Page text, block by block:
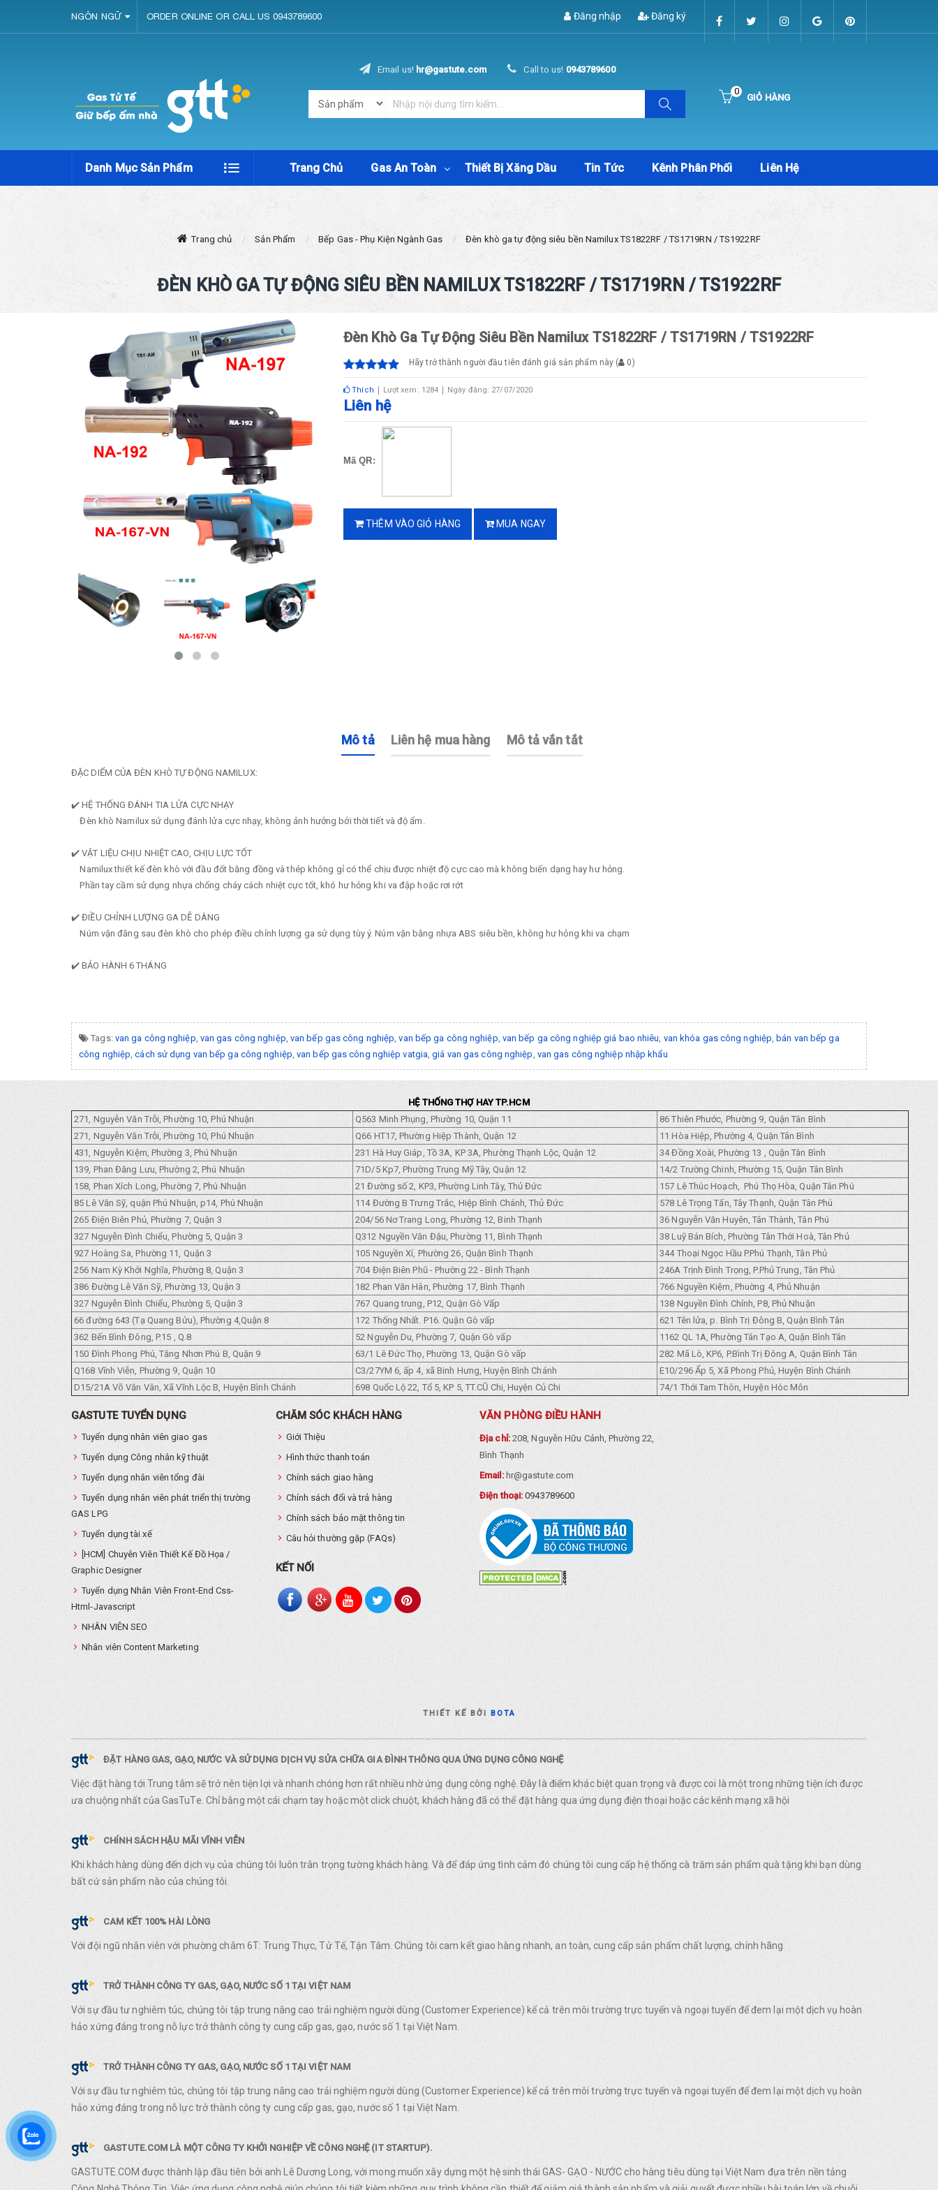
NGÔN NGỮ ORDER ONLINE OR CALL US 0943789600 Đăng nhập Đăng ký
Email us! hr@gastute.com Call to us! 0943789600
GIỎ HÀNG
0
Danh Mục Sản Phẩm Trang Chủ Gas An Toàn Thiết Bị Xăng Dầu Tin Tức Kênh Phân Phối Liên Hệ
Trang chủ Sản Phẩm Bếp Gas - Phụ Kiện Ngành Gas Đèn khò ga tự động siêu bền Namilux TS1822RF / TS1719RN / TS1922RF
ĐÈN KHÒ GA TỰ ĐỘNG SIÊU BỀN NAMILUX TS1822RF / TS1719RN / TS1922RF
Đèn Khò Ga Tự Động Siêu Bền Namilux TS1822RF / TS1719RN / TS1922RF
Hãy trở thành người đầu tiên đánh giá sản phẩm này ( 0)
Thích Lượt xem: 1284 Ngày đăng: 27/07/2020
Liên hệ
Mã QR:
THÊM VÀO GIỎ HÀNG MUA NGAY
Mô tả Liên hệ mua hàng Mô tả vắn tắt
ĐẶC DIỂM CỦA ĐÈN KHÒ TỰ ĐỘNG NAMILUX:
✔️ HỆ THỐNG ĐÁNH TIA LỬA CỰC NHẠY
Đèn khò Namilux sử dụng đánh lửa cực nhạy, không ảnh hưởng bởi thời tiết và độ ẩm.
✔️ VẬT LIỆU CHỊU NHIỆT CAO, CHỊU LỰC TỐT
Namilux thiết kế đèn khò với đầu đốt bằng đồng và thép không gỉ có thể chịu được nhiệt độ cực cao mà không biến dạng hay hư hỏng.
Phần tay cầm sử dụng nhựa chống cháy cách nhiệt cực tốt, khó hư hỏng khi va đập hoặc rơi rớt
✔️ ĐIỀU CHỈNH LƯỢNG GA DỄ DÀNG
Núm vặn đằng sau đèn khò cho phép điều chỉnh lượng ga sử dụng tùy ý. Núm vặn bằng nhựa ABS siêu bền, không hư hỏng khi va chạm
✔️ BẢO HÀNH 6 THÁNG
Tags: van ga công nghiệp van gas công nghiệp van bếp gas công nghiệp ,van bếp ga công nghiệp van bếp ga công nghiệp giá bao nhiêu van khóa gas công nghiệp ,bán van bếp ga
công nghiệp ,cách sử dụng van bếp ga công nghiệp ,van bếp gas công nghiệp vatgia ,giá van gas công nghiệp van gas công nghiệp nhập khẩu
HỆ THỐNG THỢ HAY TP.HCM
271, Nguyễn Văn Trỗi, Phường 10, Phú Nhuận
Q563 Minh Phụng, Phường 10, Quận 11
86 Thiên Phước, Phường 9, Quận Tân Bình
271, Nguyễn Văn Trỗi, Phường 10, Phú Nhuận
Q66 HT17, Phường Hiệp Thành, Quận 12
11 Hòa Hiệp, Phường 4, Quận Tân Bình
431, Nguyễn Kiệm, Phường 3, Phú Nhuận
231 Hà Huy Giáp, Tồ 3A, KP 3A, Phường Thạnh Lộc, Quận 12
34 Đồng Xoài, Phường 13 , Quận Tân Bình
139, Phan Đăng Lưu, Phường 2, Phú Nhuận
71D/5 Kp7, Phường Trung Mỹ Tây, Quận 12
14/2 Trường Chinh, Phường 15, Quận Tân Bình
158, Phan Xích Long, Phường 7, Phú Nhuận
21 Đường số 2, KP3, Phường Linh Tây, Thủ Đức
157 Lê Thúc Hoạch, Phú Thọ Hòa, Quận Tân Phú
85 Lê Văn Sỹ, quận Phú Nhuận, p14, Phú Nhuận
114 Đường B Trưng Trắc, Hiệp Bình Chánh, Thủ Đức
578 Lê Trọng Tấn, Tây Thạnh, Quận Tân Phú
265 Điện Biên Phủ, Phường 7, Quận 3
204/56 Nơ Trang Long, Phường 12, Binh Thạnh
36 Nguyễn Văn Huyên, Tân Thành, Tân Phú
327 Nguyễn Đình Chiểu, Phường 5, Quận 3
Q312 Nguyền Văn Đậu, Phường 11, Bình Thạnh
38 Luỹ Bán Bích, Phường Tân Thới Hoà, Tân Phủ
927 Hoàng Sa, Phường 11, Quận 3
105 Nguyền Xí, Phường 26, Quận Bình Thạnh
344 Thoại Ngọc Hầu P.Phú Thạnh, Tân Phủ
256 Nam Kỳ Khởi Nghĩa, Phường 8, Quận 3
704 Điện Biên Phũ - Phường 22 - Bình Thạnh
246A Trịnh Đình Trọng, P.Phủ Trung, Tân Phủ
386 Đường Lê Văn Sỹ, Phường 13, Quận 3
182 Phan Văn Hân, Phường 17, Bình Thạnh
766 Nguyền Kiệm, Phuờng 4, Phủ Nhuận
327 Nguyễn Đình Chiểu, Phường 5, Quận 3
767 Quang trung, P12, Quận Gò Vấp
138 Nguyền Đình Chính, P8, Phủ Nhuận
66 đường 643 (Tạ Quang Bửu), Phường 4,Quận 8
172 Thống Nhất. P16. Quận Gò vấp
621 Tên lửa, p. Bình Trị Đông B, Quận Bình Tân
362 Bến Bình Đông, P.15 , Q.8
52 Nguyễn Du, Phường 7, Quận Gò vấp
1162 QL 1A, Phường Tân Tạo A, Quận Bình Tân
150 Đình Phong Phú, Tăng Nhơn Phú B, Quận 9
63/1 Lê Đức Thọ, Phường 13, Quận Gò vấp
282 Mã Lò, KP6, P.Bình Trị Đông A, Quận Bình Tân
Q168 Vĩnh Viễn, Phường 9, Quận 10
C3/27YM 6, ấp 4, xã Binh Hưng, Huyện Bình Chánh
E10/296 Ẩp 5, Xã Phong Phủ, Huyện Bình Chánh
D15/21A Võ Văn Vân, Xã Vĩnh Lộc B, Huyện Bình Chánh
698 Quốc Lộ 22, Tổ 5, KP 5, TT.CŨ Chi, Huyện Củ Chi 74/1 Thới Tam Thôn, Huyện Hóc Môn
GASTUTE TUYỂN DỤNG
Tuyển dụng nhân viên giao gas
Tuyển dụng Công nhân kỹ thuật
Tuyển dụng nhân viên tổng đài
Tuyển dụng nhân viên phát triển thị trường
GAS LPG
Tuyển dụng tài xế
[HCM] Chuyên Viên Thiết Kế Đồ Họa /
Graphic Designer
Tuyển dụng Nhân Viên Front-End Css-
Html-Javascript
NHÂN VIÊN SEO
Nhân viên Content Marketing
CHĂM SÓC KHÁCH HÀNG
Giới Thiệu
Hình thức thanh toán
Chính sách giao hàng
Chính sách đổi và trả hàng
Chính sách bảo mật thông tin
Câu hỏi thường gặp (FAQs)
KẾT NỐI
VĂN PHÒNG ĐIỀU HÀNH
Địa chỉ:208, Nguyễn Hữu Cảnh, Phường 22,
Bình Thạnh
Email: hr@gastute.com
Điện thoại:0943789600
THIẾT KẾ BỞIBOTA
ĐẶT HÀNG GAS, GẠO, NƯỚC VÀ SỬ DỤNG DỊCH VỤ SỬA CHỮA GIA ĐÌNH THÔNG QUA ỨNG DỤNG CÔNG NGHỆ
Việc đặt hàng tới Trung tâm sẽ trở nên tiện lợi và nhanh chóng hơn rất nhiều nhờ ứng dụng công nghệ. Đây là điểm khác biệt quan trọng và được coi là một trong những tiện ích được
ưa chuộng nhất của GasTuTe. Chỉ bằng một cái chạm tay hoặc một click chuột, khách hàng đã có thể đặt hàng qua ứng dụng điện thoại hoặc các kênh mạng xã hội
CHÍNH SÁCH HẬU MÃI VĨNH VIỄN
Khi khách hàng dùng đến dịch vụ của chúng tôi luôn trân trọng tường khách hàng. Và để đáp ứng tình cảm đó chúng tôi cung cấp hệ thống cà trăm sản phẩm quà tặng khi bạn dùng
bất cứ sản phẩm nào của chúng tôi.
CAM KẾT 100% HÀI LÒNG
Với đội ngũ nhân viên với phường châm 6T: Trung Thực, Tử Tế, Tận Tâm. Chúng tôi cam kết giao hàng nhanh, an toàn, cung cấp sản phẩm chất lượng, chính hãng.
TRỞ THÀNH CÔNG TY GAS, GẠO, NƯỚC SỐ 1 TẠI VIỆT NAM
Với sự đầu tư nghiêm túc, chúng tôi tập trung nâng cao trải nghiệm người dùng (Customer Experience) kể cả trên môi trường trực tuyến và ngoại tuyến để đem lại một dịch vụ hoàn
hảo xứng đáng trong nỗ lực trở thành công ty cung cấp gas, gạo, nước số 1 tại Việt Nam.
TRỞ THÀNH CÔNG TY GAS, GẠO, NƯỚC SỐ 1 TẠI VIỆT NAM
Với sự đầu tư nghiêm túc, chúng tôi tập trung nâng cao trải nghiệm người dùng (Customer Experience) kể cả trên môi trường trực tuyến và ngoại tuyến để đem lại một dịch vụ hoàn
hảo xứng đáng trong nỗ lực trở thành công ty cung cấp gas, gạo, nước số 1 tại Việt Nam.
GASTUTE.COM LÀ MỘT CÔNG TY KHỞI NGHIỆP VỀ CÔNG NGHỆ (IT STARTUP).
GASTUTE.COM được thành lập đầu tiên bởi anh Lê Dương Long, với mong muốn xây dựng một hệ sinh thái GAS- GẠO - NƯỚC cho hàng tiêu dùng tại Việt Nam đựa trên nền tảng